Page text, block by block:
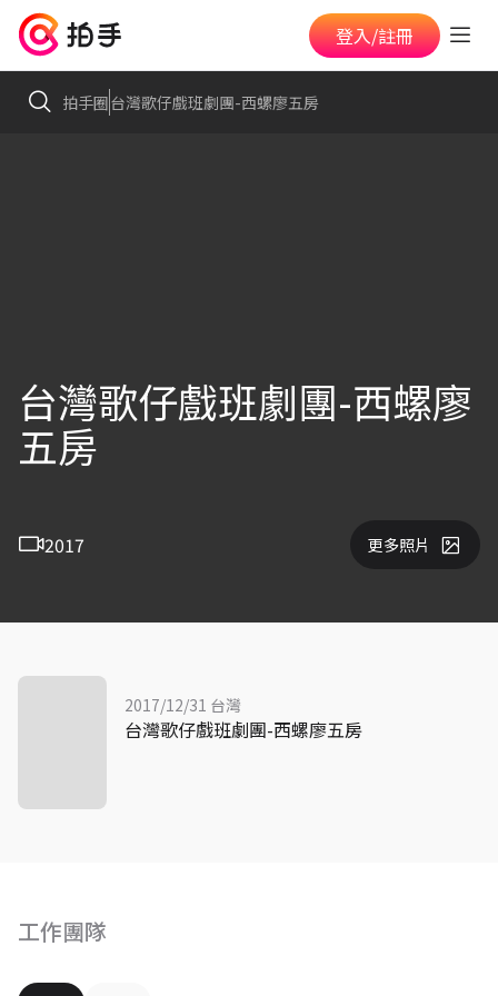
登入/註冊
拍手圈台灣歌仔戲班劇團-西螺廖五房
台灣歌仔戲班劇團-西螺廖
五房
2017 更多照片
工作團隊
2017/12/31 台灣
台灣歌仔戲班劇團-西螺廖五房